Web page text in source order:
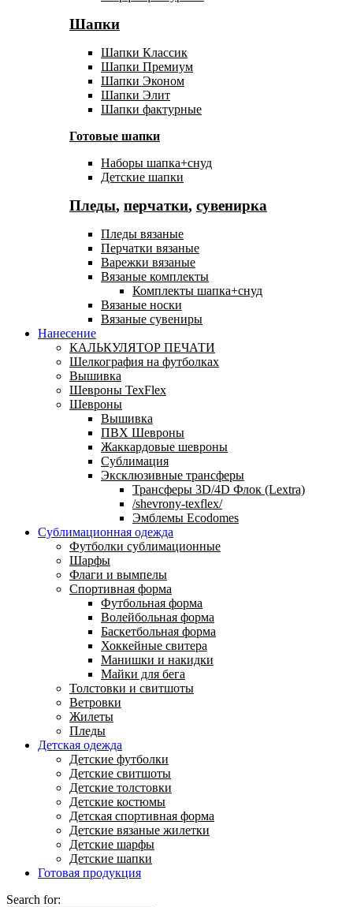
Шапки
Шапки Классик
Шапки Премиум
Шапки Эконом
Шапки Элит
Шапки фактурные
Готовые шапки
Наборы шапка+снуд
Детские шапки
Пледы, перчатки, сувенирка
Пледы вязаные
Перчатки вязаные
Варежки вязаные
Вязаные комплекты
Комплекты шапка+снуд
Вязаные носки
Вязаные сувениры
Нанесение
КАЛЬКУЛЯТОР ПЕЧАТИ
Шелкография на футболках
Вышивка
Шевроны TexFlex
Шевроны
Вышивка
ПВХ Шевроны
Жаккардовые шевроны
Сублимация
Эксклюзивные трансферы
Трансферы 3D/4D Флок (Lextra)
/shevrony-texflex/
Эмблемы Ecodomes
Сублимационная одежда
Футболки сублимационные
Шарфы
Флаги и вымпелы
Спортивная форма
Футбольная форма
Волейбольная форма
Баскетбольная форма
Хоккейные свитера
Манишки и накидки
Майки для бега
Толстовки и свитшоты
Ветровки
Жилеты
Пледы
Детская одежда
Детские футболки
Детские свитшоты
Детские толстовки
Детские костюмы
Детская спортивная форма
Детские вязаные жилетки
Детские шарфы
Детские шапки
Готовая продукция
Search for: